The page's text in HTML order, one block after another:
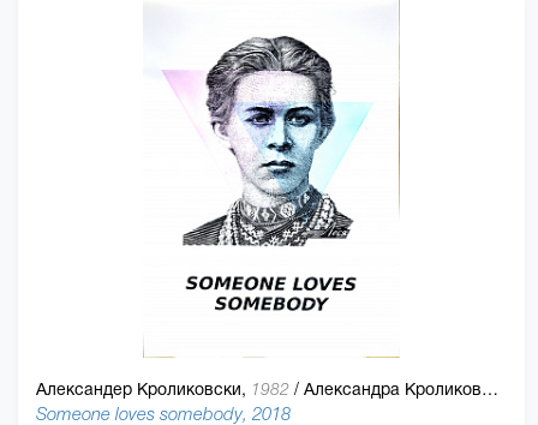
Александер Кроликовски, 1982 / Александра Кроликовски
Someone loves somebody, 2018